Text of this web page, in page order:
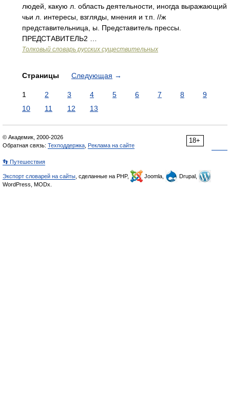
людей, какую л. область деятельности, иногда выражающий
чьи л. интересы, взгляды, мнения и т.п. //ж
представительница, ы. Представитель прессы.
ПРЕДСТАВИТЕЛЬ2 …
Толковый словарь русских существительных
Страницы Следующая →
1 2 3 4 5 6 7 8
9
10
11 12 13
18+
© Академик, 2000-2026
Обратная связь: Техподдержка Реклама на сайте
👣 Путешествия
Экспорт словарей на сайты , сделанные на PHP, Joomla,
Drupal,
WordPress, MODx.